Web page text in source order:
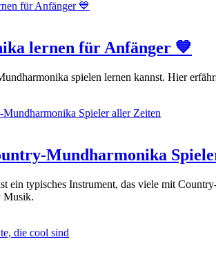
lernen für Anfänger 💙
spielen lernen kannst. Hier
Mundharmonika
ein typisches Instrument, das viele mit
Musik.